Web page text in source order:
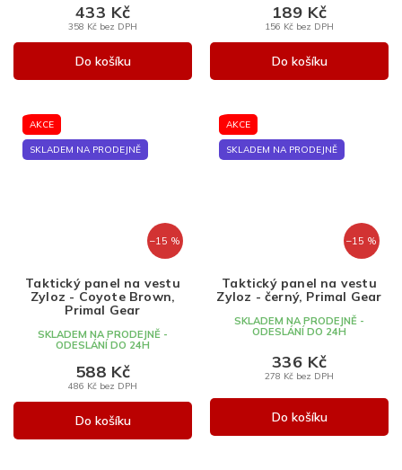
358 Kč bez DPH
433 Kč
Do košíku
156 Kč bez DPH
189 Kč
Do košíku
AKCE
SKLADEM NA PRODEJNĚ
–15 %
Taktický panel na vestu
Zyloz - Coyote Brown,
Primal Gear
SKLADEM NA PRODEJNĚ -
ODESLÁNÍ DO 24H
486 Kč bez DPH
588 Kč
Do košíku
AKCE
SKLADEM NA PRODEJNĚ
–15 %
Taktický panel na vestu
Zyloz - černý, Primal Gear
SKLADEM NA PRODEJNĚ -
ODESLÁNÍ DO 24H
278 Kč bez DPH
336 Kč
Do košíku